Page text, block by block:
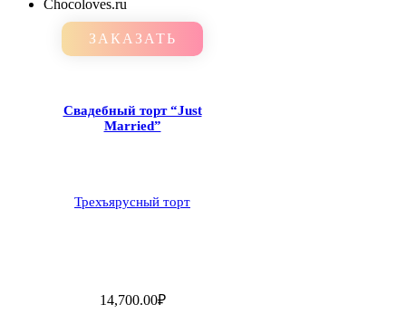
ЗАКАЗАТЬ
Свадебный торт “Just
Married”
Трехъярусный торт
14,700.00₽